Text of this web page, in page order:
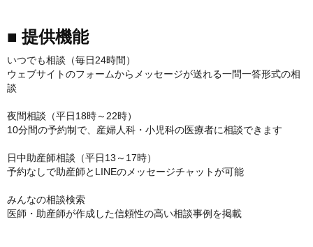
■ 提供機能
いつでも相談（毎日24時間）
ウェブサイトのフォームからメッセージが送れる一問一答形式の相
談
夜間相談（平日18時～22時）
10分間の予約制で、産婦人科・小児科の医療者に相談できます
日中助産師相談（平日13～17時）
予約なしで助産師とLINEのメッセージチャットが可能
みんなの相談検索
医師・助産師が作成した信頼性の高い相談事例を掲載